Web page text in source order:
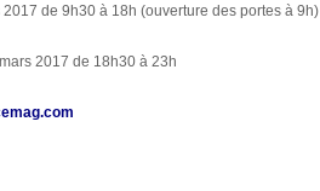
de 9h30 à 18h (ouverture des portes à 9h)
2017 de 18h30 à 23h